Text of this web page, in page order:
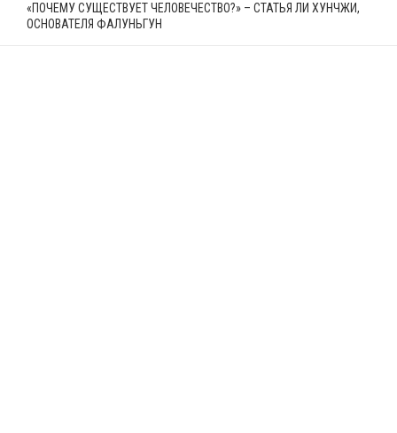
«ПОЧЕМУ СУЩЕСТВУЕТ ЧЕЛОВЕЧЕСТВО?» – СТАТЬЯ ЛИ ХУНЧЖИ,
ОСНОВАТЕЛЯ ФАЛУНЬГУН